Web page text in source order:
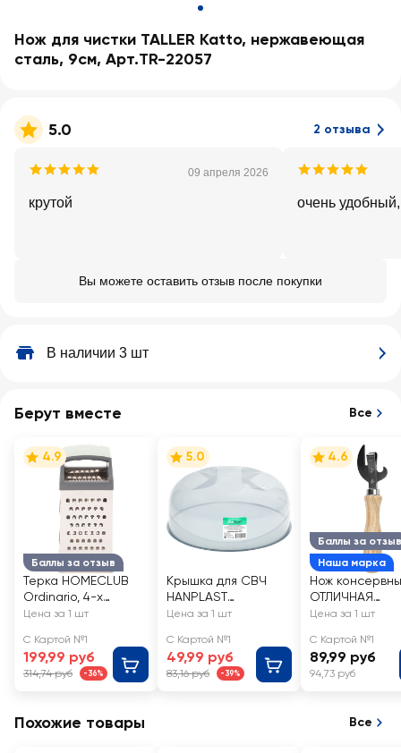
Нож для чистки TALLER Katto, нержавеющая
сталь, 9см, Арт.TR-22057
5.0 2 отзыва
09 апреля 2026
крутой очень
Вы можете оставить отзыв после покупки
В наличии 3 шт
Берут вместе Все
Баллы за отзыв
4.9
Терка HOMECLUB
Ordinario, 4-х
гранная,
нержавеющая
сталь, пластик
Цена за 1 шт
С Картой №1
199,99 руб
314,74 руб -36%
5.0
Крышка для СВЧ
HANPLAST
24,5х24,5х10,5см,
Цена за 1 шт
С Картой №1
49,99 руб
83,16 руб -39%
Баллы за отзыв
Наша марка
4.6
Нож
ОТЛИЧНАЯ
ЦЕНА/365 ДНЕЙ
Цена за 1 шт
С Картой №1
89,99 руб
94,73 руб
Похожие товары Все